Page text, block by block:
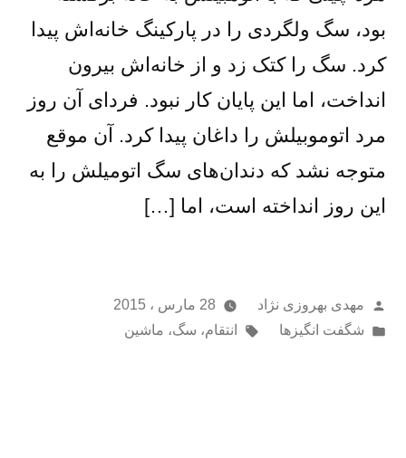
بود، سگ ولگردی را در پارکینگ خانه‌اش پیدا
کرد. سگ را کتک زد و از خانه‌اش بیرون
انداخت، اما این پایان کار نبود. فردای آن روز
مرد اتوموبیلش را داغان پیدا کرد. آن موقع
متوجه نشد که دندان‌های سگ اتومیلش را به
این روز انداخته است، اما […]
از
مهدی بهروزی نژاد
28 مارس ، 2015
ارسال
شگفت انگیزها برچسب‌ها:
انتقام، سگ، ماشین